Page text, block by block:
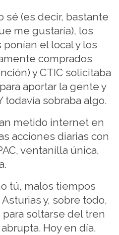
sé (es decir, bastante
me gustaría), los
el local y los
comprados
y CTIC solicitaba
aportar la gente y
todavía sobraba algo.
metido internet en
acciones diarias con
ventanilla única,
tú, malos tiempos
y, sobre todo,
soltarse del tren
Hoy en día,